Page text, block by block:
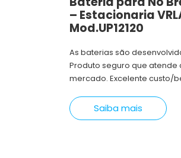
– Estacionaria
Mod.UP12120
As baterias são
Produto seguro que atende
mercado. Excelente custo/
Saiba mais